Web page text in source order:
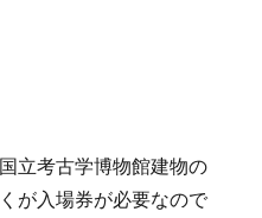
立考古学博物館建物の
が入場券が必要なので